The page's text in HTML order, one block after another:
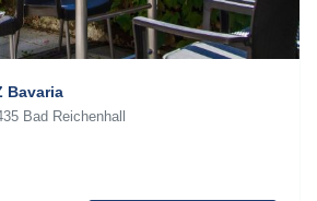
Bavaria
Bad Reichenhall